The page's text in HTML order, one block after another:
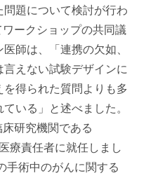
題について検討が行わ
ークショップの共同議
師は、「連携の欠如、
えない試験デザインに
得られた質問よりも多
いる」と述べました。
研究機関である
療責任者に就任しまし
手術中のがんに関する